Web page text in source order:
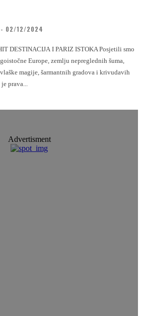
- 02/12/2024
Europe, zemlju nepreglednih šuma,
magije, šarmantnih gradova i krivudavih
prava...
Advertisment